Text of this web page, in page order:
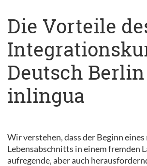
Die Vorteile
Deutsch
inlingua
Wir verstehen, dass der Beginn eines
Lebensabschnitts in einem fremden
aufregende, aber auch